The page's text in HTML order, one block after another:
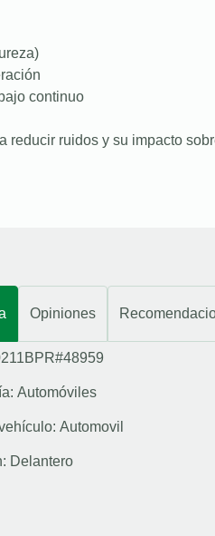
continuo
reducir ruidos y su impacto
Opiniones
Automóviles
Automovil
Delantero